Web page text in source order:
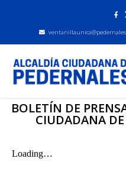
BOLETÍN DE
CIUDADANA